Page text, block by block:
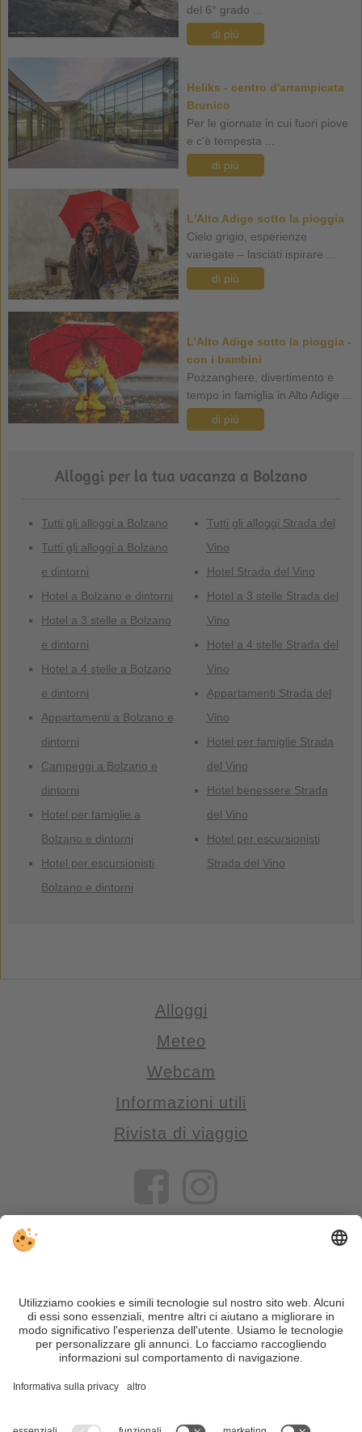
del 6° grado ...
di più
Heliks - centro d'arrampicata
Brunico
Per le giornate in cui fuori piove
e c'è tempesta ...
di più
L'Alto Adige sotto la pioggia
Cielo grigio, esperienze
variegate – lasciati ispirare ...
di più
L’Alto Adige sotto la pioggia -
con i bambini
Pozzanghere, divertimento e
tempo in famiglia in Alto Adige ...
di più
Alloggi per la tua vacanza a Bolzano
Tutti gli alloggi a Bolzano
Tutti gli alloggi a Bolzano
e dintorni
Hotel a Bolzano e dintorni
Hotel a 3 stelle a Bolzano
e dintorni
Hotel a 4 stelle a Bolzano
e dintorni
Appartamenti a Bolzano e
dintorni
Campeggi a Bolzano e
dintorni
Hotel per famiglie a
Bolzano e dintorni
Hotel per escursionisti
Bolzano e dintorni
Tutti gli alloggi Strada del
Vino
Hotel Strada del Vino
Hotel a 3 stelle Strada del
Vino
Hotel a 4 stelle Strada del
Vino
Appartamenti Strada del
Vino
Hotel per famiglie Strada
del Vino
Hotel benessere Strada
del Vino
Hotel per escursionisti
Strada del Vino
Alloggi
Meteo
Webcam
Informazioni utili
Rivista di viaggio
VIVOSüdtirol è il portale di viaggio per chi desidera vivere il
Trentino Alto Adige davvero – con consigli autentici, alloggi e
offerte su misura.
Nonostante il lavoro accurato e il costante aggiornamento dei